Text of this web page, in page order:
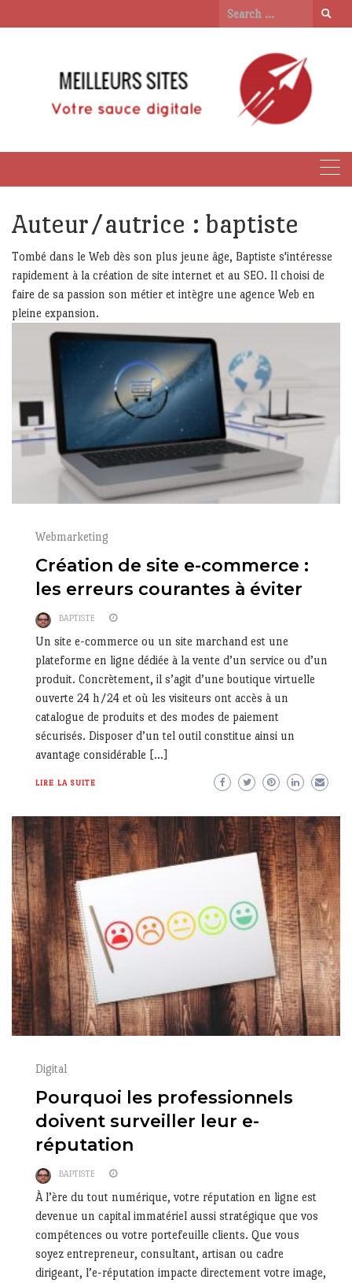
to
Search
for:
Auteur/autrice : baptiste
Tombé dans le Web dès son plus jeune âge, Baptiste s'intéresse
rapidement à la création de site internet et au SEO. Il choisi de
faire de sa passion son métier et intègre une agence Web en
pleine expansion.
Webmarketing
Création de site e-commerce :
les erreurs courantes à éviter
BAPTISTE
Un site e-commerce ou un site marchand est une
plateforme en ligne dédiée à la vente d’un service ou d’un
produit. Concrètement, il s’agit d’une boutique virtuelle
ouverte 24 h/24 et où les visiteurs ont accès à un
catalogue de produits et des modes de paiement
sécurisés. Disposer d’un tel outil constitue ainsi un
avantage considérable […]
LIRE LA SUITE
Digital
Pourquoi les professionnels
doivent surveiller leur e-
réputation
BAPTISTE
À l’ère du tout numérique, votre réputation en ligne est
devenue un capital immatériel aussi stratégique que vos
compétences ou votre portefeuille clients. Que vous
soyez entrepreneur, consultant, artisan ou cadre
dirigeant, l’e-réputation impacte directement votre image,